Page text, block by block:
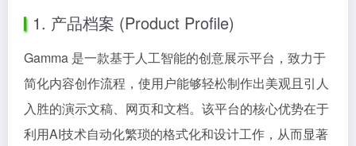
1. 产品档案 (Product Profile)
Gamma 是一款基于人工智能的创意展示平台，致力于
简化内容创作流程，使用户能够轻松制作出美观且引人
入胜的演示文稿、网页和文档。该平台的核心优势在于
利用AI技术自动化繁琐的格式化和设计工作，从而显著